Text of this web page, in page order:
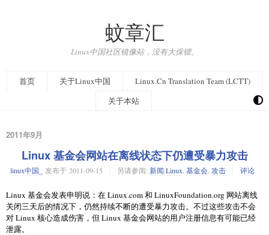
蚊章汇
Linux中国社区镜像站，没有大保镖。
首页 关于Linux中国
Linux.Cn Translation Team (LCTT)
关于本站
2011年9月
Linux 基金会网站在离线状态下仍遭受暴力攻击
linux中国_ 发布于 2011-09-15 另请参阅: 新闻 Linux 基金会, 攻击 评论
Linux 基金会发表申明说：在 Linux.com 和 LinuxFoundation.org 网站离线
关闭三天后的情况下，仍然持续不断的遭受暴力攻击。不过这些攻击不会
对 Linux 核心造成伤害，但 Linux 基金会网站的用户注册信息有可能已经
泄露。